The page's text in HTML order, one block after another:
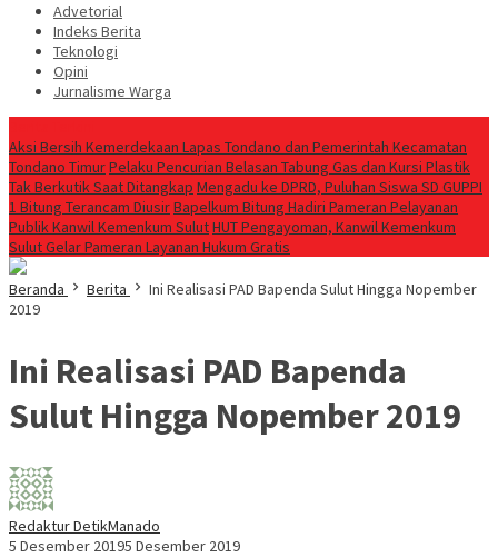
Advetorial
Indeks Berita
Teknologi
Opini
Jurnalisme Warga
Aksi Bersih Kemerdekaan Lapas Tondano dan Pemerintah Kecamatan
Tondano TimurPelaku Pencurian Belasan Tabung Gas dan Kursi Plastik
Tak Berkutik Saat Ditangkap Mengadu ke DPRD, Puluhan Siswa SD GUPPI
1 Bitung Terancam Diusir‎Bapelkum Bitung Hadiri Pameran Pelayanan
Publik Kanwil Kemenkum SulutHUT Pengayoman, Kanwil Kemenkum
Sulut Gelar Pameran Layanan Hukum Gratis
Beranda Berita
Ini Realisasi PAD Bapenda Sulut Hingga Nopember
2019
Ini Realisasi PAD Bapenda
Sulut Hingga Nopember 2019
Redaktur DetikManado
5 Desember 20195 Desember 2019